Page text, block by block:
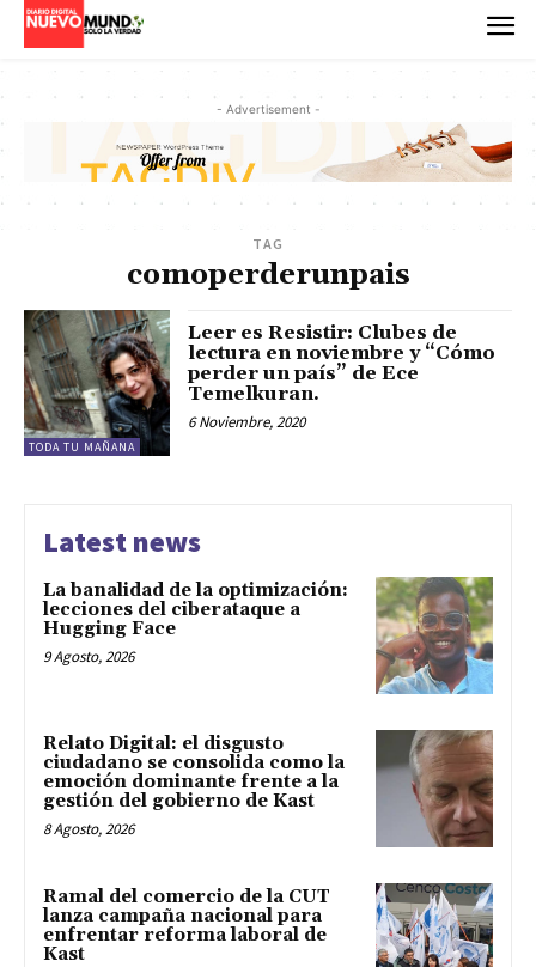
- Advertisement -
TAG
comoperderunpais
TODA TU MAÑANA
Leer es Resistir: Clubes de
lectura en noviembre y “Cómo
perder un país” de Ece
Temelkuran.
6 Noviembre, 2020
Latest news
La banalidad de la optimización:
lecciones del ciberataque a
Hugging Face
9 Agosto, 2026
Relato Digital: el disgusto
ciudadano se consolida como la
emoción dominante frente a la
gestión del gobierno de Kast
8 Agosto, 2026
Ramal del comercio de la CUT
lanza campaña nacional para
enfrentar reforma laboral de
Kast